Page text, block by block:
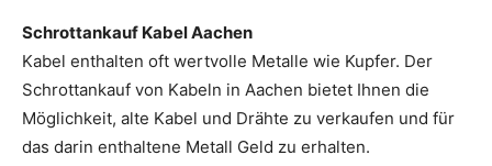
Schrottankauf Kabel Aachen
Kabel enthalten oft wertvolle Metalle wie Kupfer. Der
Schrottankauf von Kabeln in Aachen bietet Ihnen die
Möglichkeit, alte Kabel und Drähte zu verkaufen und für
das darin enthaltene Metall Geld zu erhalten.